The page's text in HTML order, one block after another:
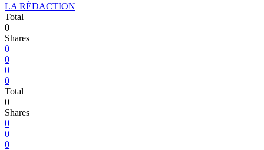
LA RÉDACTION
Total
0
Shares
0
0
0
0
Total
0
Shares
0
0
0